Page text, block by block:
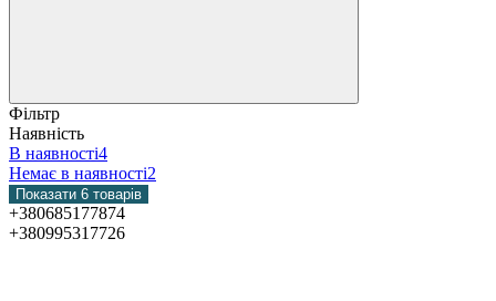
Фільтр
Наявність
В наявності4
Немає в наявності2
Показати 6 товарів
+380685177874
+380995317726